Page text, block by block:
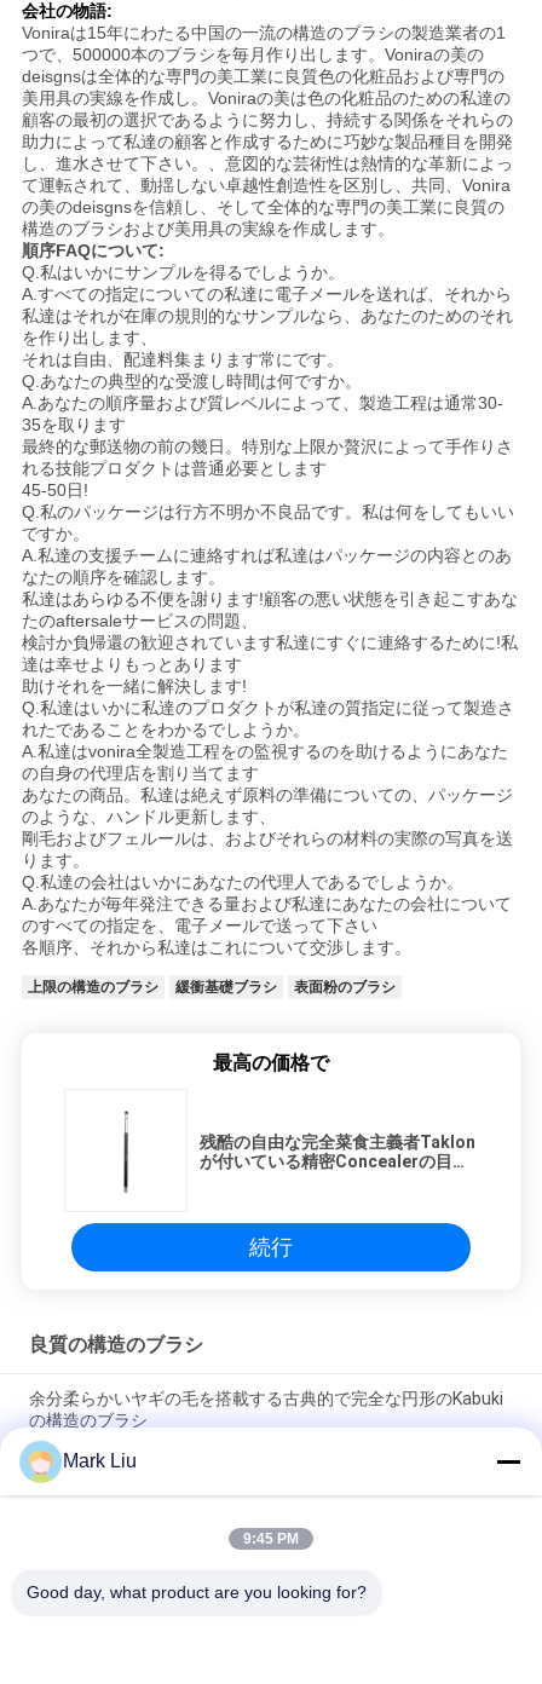
会社の物語:
Voniraは15年にわたる中国の一流の構造のブラシの製造業者の1
つで、500000本のブラシを毎月作り出します。Voniraの美の
deisgnsは全体的な専門の美工業に良質色の化粧品および専門の
美用具の実線を作成し。Voniraの美は色の化粧品のための私達の
顧客の最初の選択であるように努力し、持続する関係をそれらの
助力によって私達の顧客と作成するために巧妙な製品種目を開発
し、進水させて下さい。、意図的な芸術性は熱情的な革新によっ
て運転されて、動揺しない卓越性創造性を区別し、共同、Vonira
の美のdeisgnsを信頼し、そして全体的な専門の美工業に良質の
構造のブラシおよび美用具の実線を作成します。
順序FAQについて:
Q.私はいかにサンプルを得るでしようか。
A.すべての指定についての私達に電子メールを送れば、それから
私達はそれが在庫の規則的なサンプルなら、あなたのためのそれ
を作り出します、
それは自由、配達料集まります常にです。
Q.あなたの典型的な受渡し時間は何ですか。
A.あなたの順序量および質レベルによって、製造工程は通常30-
35を取ります
最終的な郵送物の前の幾日。特別な上限か贅沢によって手作りさ
れる技能プロダクトは普通必要とします
45-50日!
Q.私のパッケージは行方不明か不良品です。私は何をしてもいい
ですか。
A.私達の支援チームに連絡すれば私達はパッケージの内容とのあ
なたの順序を確認します。
私達はあらゆる不便を謝ります!顧客の悪い状態を引き起こすあな
たのaftersaleサービスの問題、
検討か負帰還の歓迎されています私達にすぐに連絡するために!私
達は幸せよりもっとあります
助けそれを一緒に解決します!
Q.私達はいかに私達のプロダクトが私達の質指定に従って製造さ
れたであることをわかるでしようか。
A.私達はvonira全製造工程をの監視するのを助けるようにあなた
の自身の代理店を割り当てます
あなたの商品。私達は絶えず原料の準備についての、パッケージ
のような、ハンドル更新します、
剛毛およびフェルールは、およびそれらの材料の実際の写真を送
ります。
Q.私達の会社はいかにあなたの代理人であるでしようか。
A.あなたが毎年発注できる量および私達にあなたの会社について
のすべての指定を、電子メールで送って下さい
各順序、それから私達はこれについて交渉します。
上限の構造のブラシ 緩衝基礎ブラシ 表面粉のブラシ
最高の価格で
残酷の自由な完全菜食主義者Taklon
が付いている精密Concealerの目の
続行
良質の構造のブラシ
余分柔らかいヤギの毛を搭載する古典的で完全な円形のKabuki
の構造のブラシ
Voniraの美大きいファンのヤギの毛の構造のブラシ/木製のハン
ドルの上限の構造のブラシ
超柔らかいヤギの毛の黒い木製のハンドルが付いている薄い頬
Mark Liu
9:45 PM
Good day, what product are you looking for?